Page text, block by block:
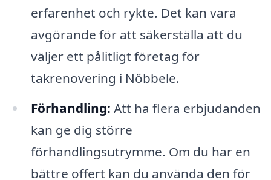
erfarenhet och rykte. Det kan vara
avgörande för att säkerställa att du
väljer ett pålitligt företag för
takrenovering i Nöbbele.
Förhandling: Att ha flera erbjudanden
kan ge dig större
förhandlingsutrymme. Om du har en
bättre offert kan du använda den för